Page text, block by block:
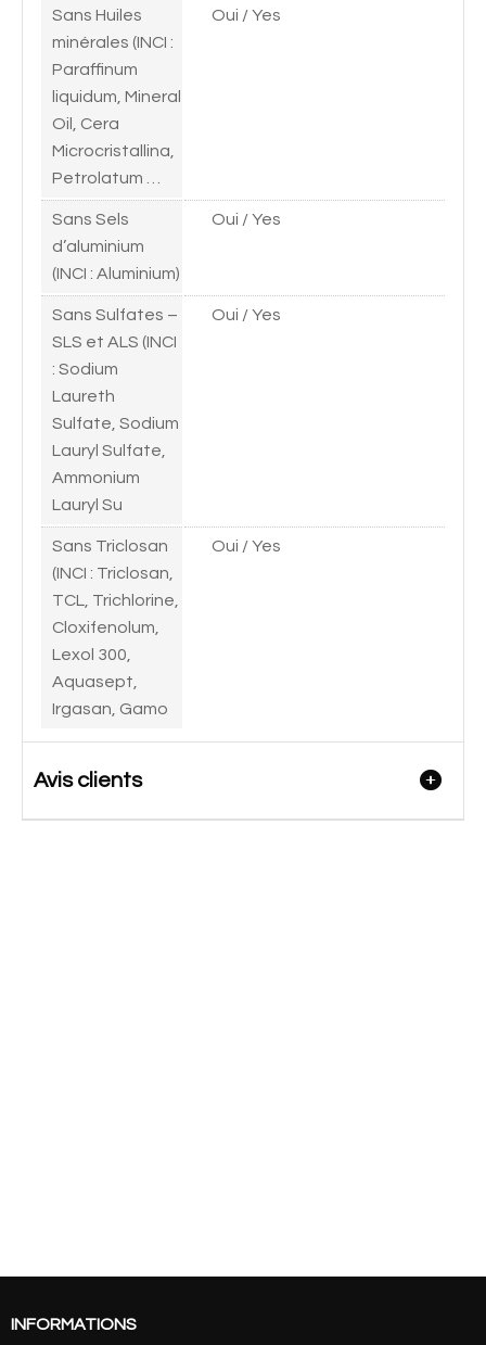
Sans Huiles
minérales (INCI :
Paraffinum
liquidum, Mineral
Oil, Cera
Microcristallina,
Petrolatum …
Oui / Yes
Sans Sels
d’aluminium
(INCI : Aluminium)
Oui / Yes
Sans Sulfates –
SLS et ALS (INCI
: Sodium
Laureth
Sulfate, Sodium
Lauryl Sulfate,
Ammonium
Lauryl Su
Oui / Yes
Sans Triclosan
(INCI : Triclosan,
TCL, Trichlorine,
Cloxifenolum,
Lexol 300,
Aquasept,
Irgasan, Gamo
Oui / Yes
Avis clients
INFORMATIONS